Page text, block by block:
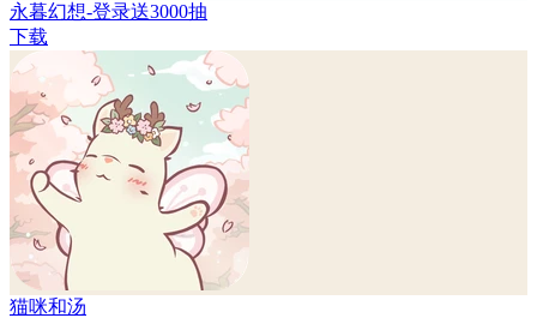
永暮幻想-登录送3000抽
下载
猫咪和汤